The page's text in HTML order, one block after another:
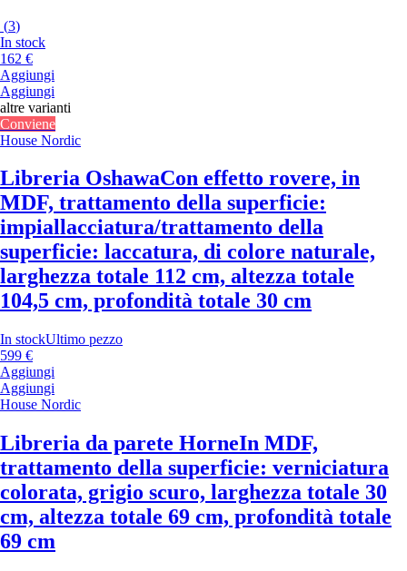
(3)
In stock
162 €
Aggiungi
Aggiungi
altre varianti
Conviene
House Nordic
Libreria OshawaCon effetto rovere, in
MDF, trattamento della superficie:
impiallacciatura/trattamento della
superficie: laccatura, di colore naturale,
larghezza totale 112 cm, altezza totale
104,5 cm, profondità totale 30 cm
In stockUltimo pezzo
599 €
Aggiungi
Aggiungi
House Nordic
Libreria da parete HorneIn MDF,
trattamento della superficie: verniciatura
colorata, grigio scuro, larghezza totale 30
cm, altezza totale 69 cm, profondità totale
69 cm